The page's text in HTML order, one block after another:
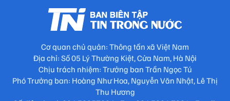
Cơ quan chủ quản: Thông tấn xã Việt Nam
Địa chỉ: Số 05 Lý Thường Kiệt, Cửa Nam, Hà Nội
Chịu trách nhiệm: Trưởng ban Trần Ngọc Tú
Phó Trưởng ban: Hoàng Như Hoa, Nguyễn Văn Nhật, Lê Thị
Thu Hương